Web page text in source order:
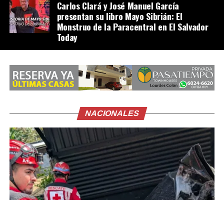
Carlos Clará y José Manuel García
presentan su libro Mayo Sibrián: El
Monstruo de la Paracentral en El Salvador
Today
NACIONALES